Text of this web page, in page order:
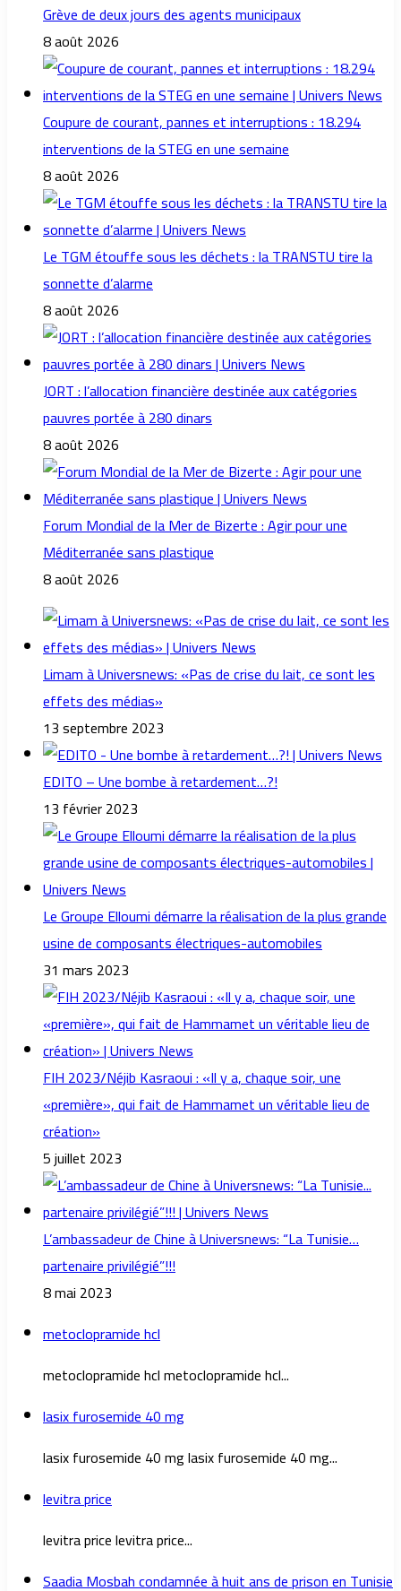
Grève de deux jours des agents municipaux
8 août 2026
Coupure de courant, pannes et interruptions : 18.294
interventions de la STEG en une semaine
8 août 2026
Le TGM étouffe sous les déchets : la TRANSTU tire la
sonnette d’alarme
8 août 2026
JORT : l’allocation financière destinée aux catégories
pauvres portée à 280 dinars
8 août 2026
Forum Mondial de la Mer de Bizerte : Agir pour une
Méditerranée sans plastique
8 août 2026
Limam à Universnews: «Pas de crise du lait, ce sont les
effets des médias»
13 septembre 2023
EDITO – Une bombe à retardement…?!
13 février 2023
Le Groupe Elloumi démarre la réalisation de la plus grande
usine de composants électriques-automobiles
31 mars 2023
FIH 2023/Néjib Kasraoui : «Il y a, chaque soir, une
«première», qui fait de Hammamet un véritable lieu de
création»
5 juillet 2023
L’ambassadeur de Chine à Universnews: “La Tunisie…
partenaire privilégié”!!!
8 mai 2023
metoclopramide hcl
metoclopramide hcl metoclopramide hcl...
lasix furosemide 40 mg
lasix furosemide 40 mg lasix furosemide 40 mg...
levitra price
levitra price levitra price...
Saadia Mosbah condamnée à huit ans de prison en Tunisie